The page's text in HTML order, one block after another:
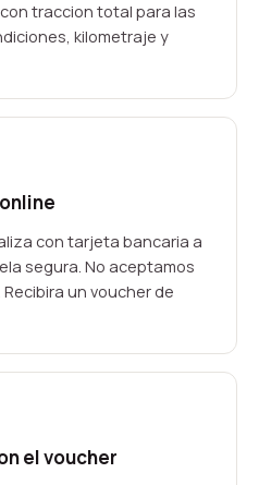
traccion total para las
kilometraje y
con tarjeta bancaria a
segura. No aceptamos
un voucher de
el voucher